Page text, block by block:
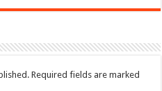
Required fields are marked